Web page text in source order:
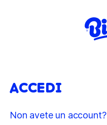
ACCEDI
Non avete un account?